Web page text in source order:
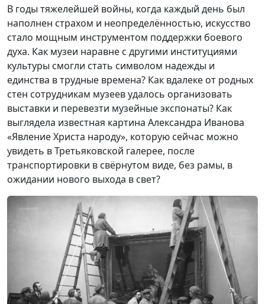
В годы тяжелейшей войны, когда каждый день был
наполнен страхом и неопределённостью, искусство
стало мощным инструментом поддержки боевого
духа. Как музеи наравне с другими институциями
культуры смогли стать символом надежды и
единства в трудные времена? Как вдалеке от родных
стен сотрудникам музеев удалось организовать
выставки и перевезти музейные экспонаты? Как
выглядела известная картина Александра Иванова
«Явление Христа народу», которую сейчас можно
увидеть в Третьяковской галерее, после
транспортировки в свёрнутом виде, без рамы, в
ожидании нового выхода в свет?